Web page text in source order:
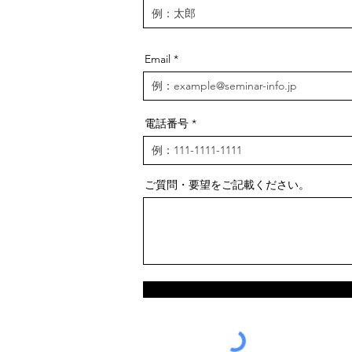
Email
電話番号
ご質問・要望をご記載ください。